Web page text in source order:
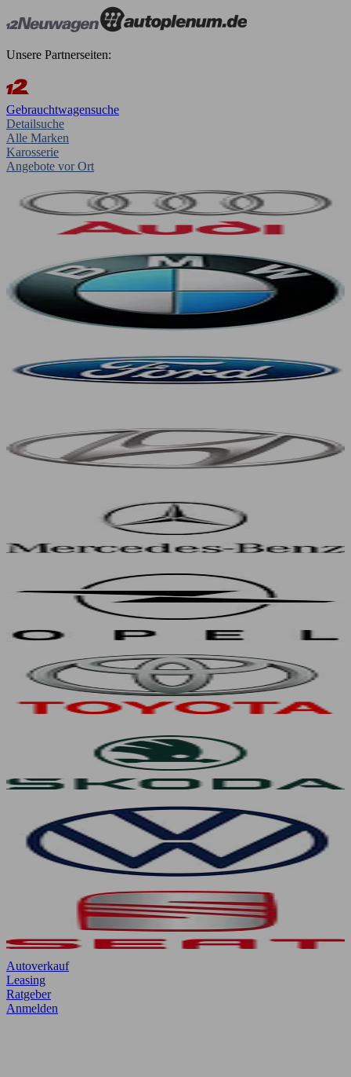
Unsere Partnerseiten:
Gebrauchtwagensuche
Detailsuche
Alle Marken
Karosserie
Angebote vor Ort
Autoverkauf
Leasing
Ratgeber
Anmelden